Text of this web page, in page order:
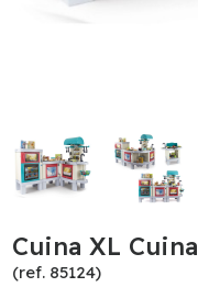
Cuina XL Cuina
(ref. 85124)